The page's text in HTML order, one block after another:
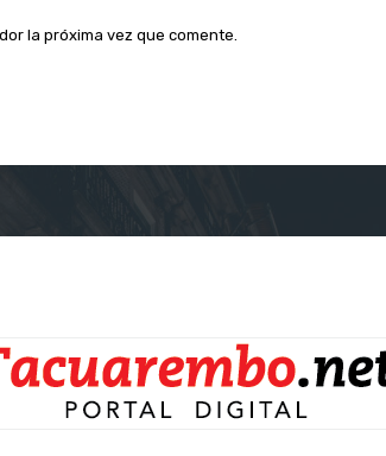
la próxima vez que comente.